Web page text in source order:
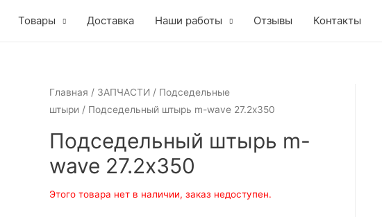
Товары Доставка Наши работы Отзывы Контакты
Главная / ЗАПЧАСТИ / Подседельные
штыри / Подседельный штырь m-wave 27.2х350
Подседельный штырь m-
wave 27.2х350
Этого товара нет в наличии, заказ недоступен.